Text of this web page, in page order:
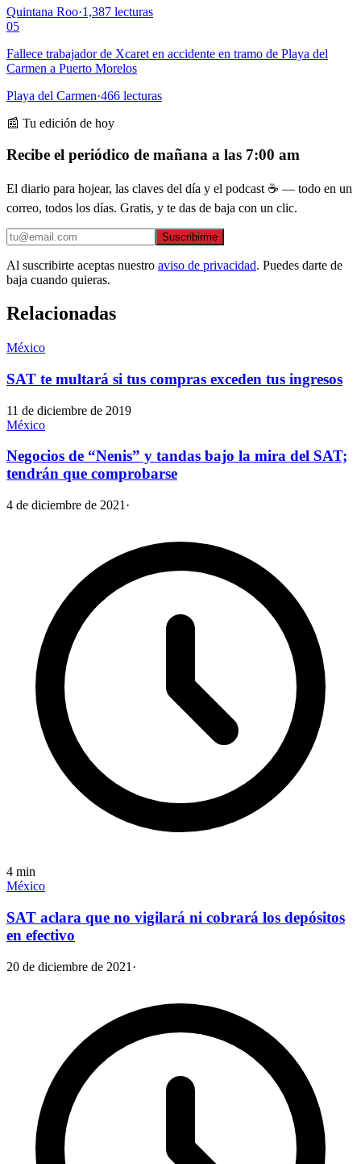
Quintana Roo·1,387 lecturas
05
Fallece trabajador de Xcaret en accidente en tramo de Playa del
Carmen a Puerto Morelos
Playa del Carmen·466 lecturas
📰 Tu edición de hoy
Recibe el periódico de mañana a las 7:00 am
El diario para hojear, las claves del día y el podcast ☕ — todo en un
correo, todos los días. Gratis, y te das de baja con un clic.
Suscribirme
Al suscribirte aceptas nuestro aviso de privacidad. Puedes darte de
baja cuando quieras.
Relacionadas
México
SAT te multará si tus compras exceden tus ingresos
11 de diciembre de 2019
México
Negocios de “Nenis” y tandas bajo la mira del SAT;
tendrán que comprobarse
4 de diciembre de 2021 ·
4 min
México
SAT aclara que no vigilará ni cobrará los depósitos
en efectivo
20 de diciembre de 2021 ·